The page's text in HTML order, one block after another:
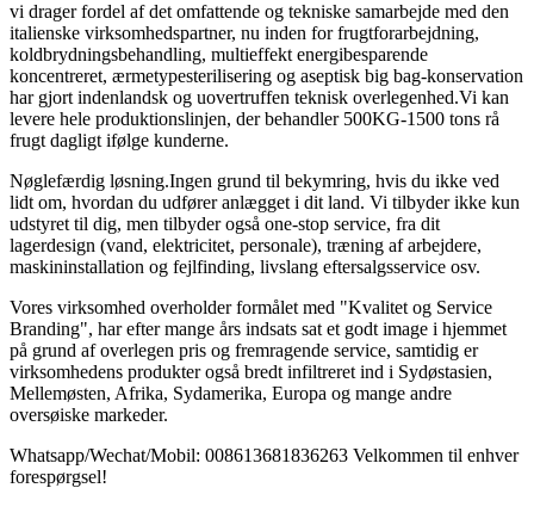
vi drager fordel af det omfattende og tekniske samarbejde med den
italienske virksomhedspartner, nu inden for frugtforarbejdning,
koldbrydningsbehandling, multieffekt energibesparende
koncentreret, ærmetypesterilisering og aseptisk big bag-konservation
har gjort indenlandsk og uovertruffen teknisk overlegenhed.Vi kan
levere hele produktionslinjen, der behandler 500KG-1500 tons rå
frugt dagligt ifølge kunderne.
Nøglefærdig løsning.Ingen grund til bekymring, hvis du ikke ved
lidt om, hvordan du udfører anlægget i dit land. Vi tilbyder ikke kun
udstyret til dig, men tilbyder også one-stop service, fra dit
lagerdesign (vand, elektricitet, personale), træning af arbejdere,
maskininstallation og fejlfinding, livslang eftersalgsservice osv.
Vores virksomhed overholder formålet med "Kvalitet og Service
Branding", har efter mange års indsats sat et godt image i hjemmet
på grund af overlegen pris og fremragende service, samtidig er
virksomhedens produkter også bredt infiltreret ind i Sydøstasien,
Mellemøsten, Afrika, Sydamerika, Europa og mange andre
oversøiske markeder.
Whatsapp/Wechat/Mobil: 008613681836263 Velkommen til enhver
forespørgsel!